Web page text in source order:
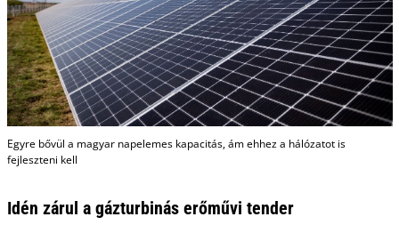
Egyre bővül a magyar napelemes kapacitás, ám ehhez a hálózatot is
fejleszteni kell
Idén zárul a gázturbinás erőművi tender